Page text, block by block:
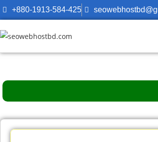
+880-1913-584-425